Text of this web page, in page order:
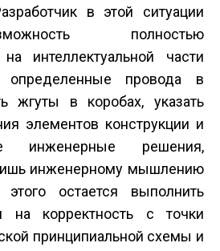
в этой ситуации
полностью
интеллектуальной части
определенные провода в
жгуты в коробах, указать
элементов конструкции и
инженерные решения,
инженерному мышлению
остается выполнить
на корректность с точки
принципиальной схемы и